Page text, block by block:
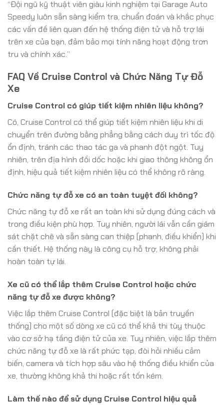
“Đội ngũ kỹ thuật viên giàu kinh nghiệm tại Garage Auto
Speedy luôn sẵn sàng kiểm tra, chuẩn đoán và khắc phục
các vấn đề liên quan đến hệ thống điện tử và hỗ trợ lái
trên xe của bạn, đảm bảo mọi tính năng hoạt động trơn
tru và chính xác.”
FAQ Về Cruise Control và Chức Năng Tự Đỗ
Xe
Cruise Control có giúp tiết kiệm nhiên liệu không?
Có, Cruise Control có thể giúp tiết kiệm nhiên liệu khi di
chuyển trên đường bằng phẳng bằng cách duy trì tốc độ
ổn định, tránh các thao tác ga và phanh đột ngột. Tuy
nhiên, trên địa hình đồi dốc hoặc khi giao thông không ổn
định, hiệu quả tiết kiệm nhiên liệu có thể không rõ ràng.
Chức năng tự đỗ xe có an toàn tuyệt đối không?
Chức năng tự đỗ xe rất an toàn khi sử dụng đúng cách và
trong điều kiện phù hợp. Tuy nhiên, người lái vẫn cần giám
sát chặt chẽ và sẵn sàng can thiệp (phanh, điều khiển) khi
cần thiết. Hệ thống này là công cụ hỗ trợ, không phải
hoàn toàn tự lái.
Xe cũ có thể lắp thêm Cruise Control hoặc chức
năng tự đỗ xe được không?
Việc lắp thêm Cruise Control (đặc biệt là bản truyền
thống) cho một số dòng xe cũ có thể khả thi tùy thuộc
vào cơ sở hạ tầng điện tử của xe. Tuy nhiên, việc lắp thêm
chức năng tự đỗ xe là rất phức tạp, đòi hỏi nhiều cảm
biến, camera và tích hợp sâu vào hệ thống điều khiển của
xe, thường không khả thi hoặc rất tốn kém.
Làm thế nào để sử dụng Cruise Control hiệu quả